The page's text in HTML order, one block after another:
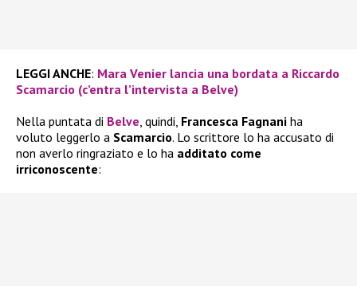
LEGGI ANCHE: Mara Venier lancia una bordata a Riccardo
Scamarcio (c’entra l’intervista a Belve)
Nella puntata di Belve, quindi, Francesca Fagnani ha
voluto leggerlo a Scamarcio. Lo scrittore lo ha accusato di
non averlo ringraziato e lo ha additato come
irriconoscente: